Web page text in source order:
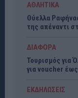
ΑΘΛΗΤΙΚΑ
Θύελλα
της απέναντι
ΔΙΑΦΟΡΑ
Τουρισμός για
για voucher
ΕΚΔΗΛΩΣΕΙΣ